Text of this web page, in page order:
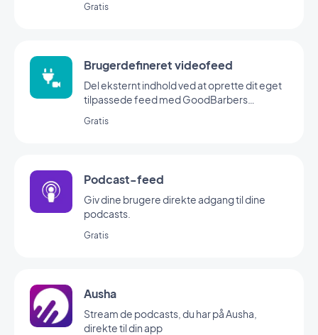
Gratis
Brugerdefineret videofeed
Del eksternt indhold ved at oprette dit eget
tilpassede feed med GoodBarbers
Gratis
Podcast-feed
Giv dine brugere direkte adgang til dine
podcasts.
Gratis
Ausha
Stream de podcasts, du har på Ausha,
direkte til din app